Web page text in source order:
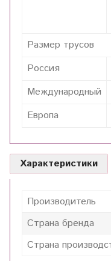
Размер трусов
Россия
Международный
Европа
Характеристики
Производитель
Страна бренда
Страна